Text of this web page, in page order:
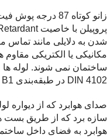
زانو کوتاه 87
شدن به دلایلی مانند تماس
مکانیکی یا الکتریکی
ساختمان نمی شوند. لوله
DIN 4102 در طبقه‌بندی B1 قرار می گیرند.
صدای هوابرد که از دیواره
سازه برد که از طریق بست
هوابرد به فضای داخل